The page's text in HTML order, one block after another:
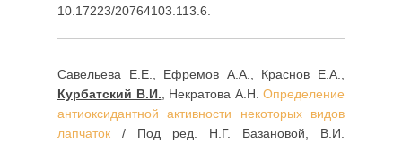
10.17223/20764103.113.6.
Савельева Е.Е., Ефремов А.А., Краснов Е.А.,
Курбатский В.И., Некратова А.Н. Определение
антиоксидантной активности некоторых видов
лапчаток / Под ред. Н.Г. Базановой, В.И.